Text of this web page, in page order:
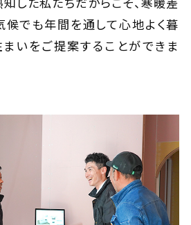
した私たちだからこそ、寒暖差
でも年間を通して心地よく暮
いをご提案することができま